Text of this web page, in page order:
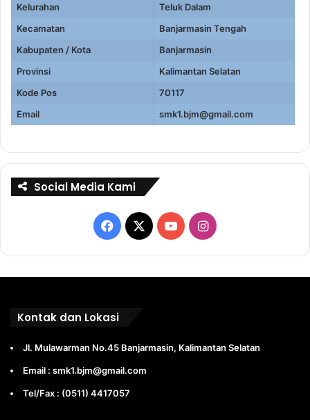
Kelurahan
Teluk Dalam
Kecamatan
Banjarmasin Tengah
Kabupaten / Kota
Banjarmasin
Provinsi
Kalimantan Selatan
Kode Pos
70117
Email
smk1.bjm@gmail.com
Social Media Kami
Facebook
X YouTubeInstagram
Kontak dan Lokasi
Jl. Mulawarman No.45 Banjarmasin, Kalimantan Selatan
Email : smk1.bjm@gmail.com
Tel/Fax : (0511) 4417057